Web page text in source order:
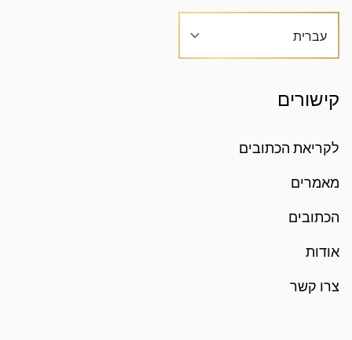
עברית
קישורים
לקריאת הכתובים
מאמרים
הכתובים
אודות
צרו קשר